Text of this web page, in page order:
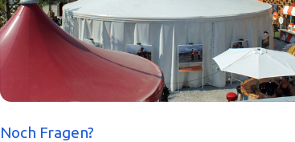
Noch Fragen?